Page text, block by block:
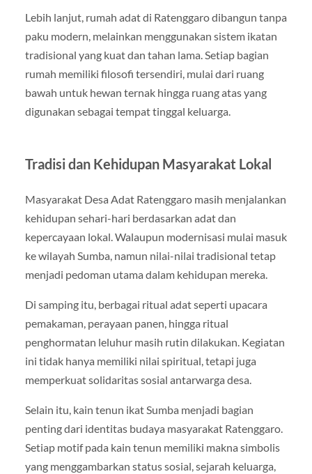
Lebih lanjut, rumah adat di Ratenggaro dibangun tanpa
paku modern, melainkan menggunakan sistem ikatan
tradisional yang kuat dan tahan lama. Setiap bagian
rumah memiliki filosofi tersendiri, mulai dari ruang
bawah untuk hewan ternak hingga ruang atas yang
digunakan sebagai tempat tinggal keluarga.
Tradisi dan Kehidupan Masyarakat Lokal
Masyarakat Desa Adat Ratenggaro masih menjalankan
kehidupan sehari-hari berdasarkan adat dan
kepercayaan lokal. Walaupun modernisasi mulai masuk
ke wilayah Sumba, namun nilai-nilai tradisional tetap
menjadi pedoman utama dalam kehidupan mereka.
Di samping itu, berbagai ritual adat seperti upacara
pemakaman, perayaan panen, hingga ritual
penghormatan leluhur masih rutin dilakukan. Kegiatan
ini tidak hanya memiliki nilai spiritual, tetapi juga
memperkuat solidaritas sosial antarwarga desa.
Selain itu, kain tenun ikat Sumba menjadi bagian
penting dari identitas budaya masyarakat Ratenggaro.
Setiap motif pada kain tenun memiliki makna simbolis
yang menggambarkan status sosial, sejarah keluarga,